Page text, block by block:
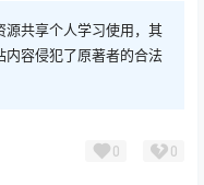
源共享个人学习使用，其
内容侵犯了原著者的合法
0 0